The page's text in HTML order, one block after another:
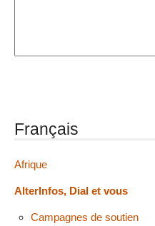
Français
Afrique
AlterInfos, Dial et vous
Campagnes de soutien